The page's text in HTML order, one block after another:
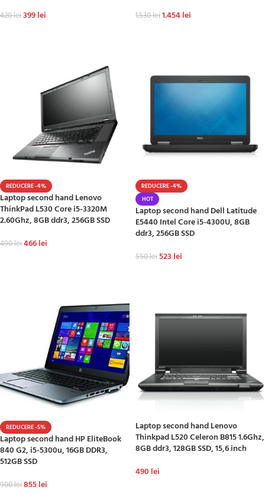
420lei399lei 1.530lei1.454lei
REDUCERE -4%
Laptop second hand Lenovo
ThinkPad L530 Core i5-3320M
2.60Ghz, 8GB ddr3, 256GB SSD
490lei466lei
REDUCERE -4%
HOT
Laptop second hand Dell Latitude
E5440 Intel Core i5-4300U, 8GB
ddr3, 256GB SSD
550lei523 lei
REDUCERE -5%
Laptop second hand HP EliteBook
840 G2, i5-5300u, 16GB DDR3,
512GB SSD
900lei855lei
Laptop second hand Lenovo
Thinkpad L520 Celeron B815 1.6Ghz,
8GB ddr3, 128GB SSD, 15,6 inch
490 lei